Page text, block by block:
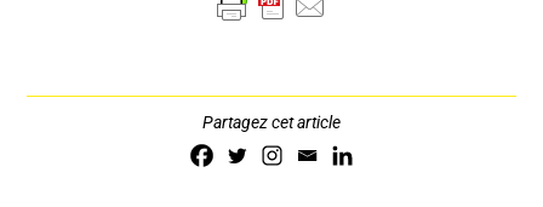
Partagez cet article